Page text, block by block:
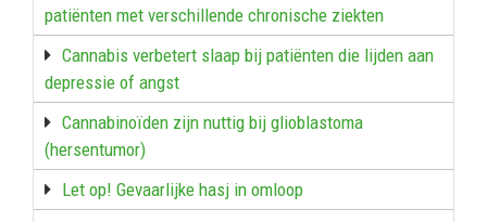
patiënten met verschillende chronische ziekten
Cannabis verbetert slaap bij patiënten die lijden aan
depressie of angst
Cannabinoïden zijn nuttig bij glioblastoma
(hersentumor)
Let op! Gevaarlijke hasj in omloop